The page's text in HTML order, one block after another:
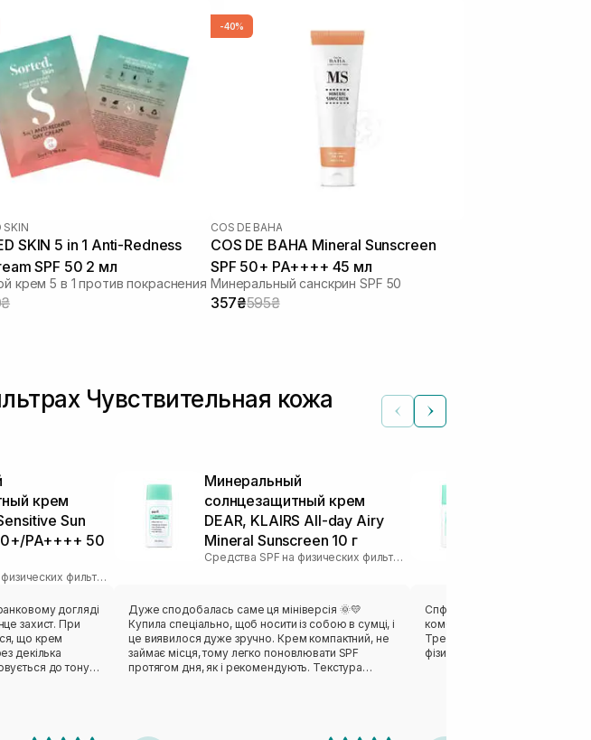
SKIN
SKIN 5 in 1 Anti-Redness
SPF 50 2 мл
крем 5 в 1 против покраснения
-40%
COS DE BAHA
COS DE BAHA Mineral Sunscreen
SPF 50+ PA++++ 45 мл
Минеральный санскрин SPF 50
357₴595₴
Чувствительная кожа
крем
Sun
PA++++ 50
Средства SPF на физических фильтрах
захист. При
що крем
декілька
до тону
Минеральный
солнцезащитный крем
DEAR, KLAIRS All-day Airy
Mineral Sunscreen 10 г
Средства SPF на физических фильтрах
Дуже сподобалась саме ця мініверсія 🌞💛
Купила спеціально, щоб носити із собою в сумці, і
це виявилося дуже зручно. Крем компактний, не
займає місця, тому легко поновлювати SPF
протягом дня, як і рекомендують. Текстура
Спф мені підійшов, так як я
комбіновану і чутливу,
Треба час щоб гарно
фізичних фільтрах і має щільну